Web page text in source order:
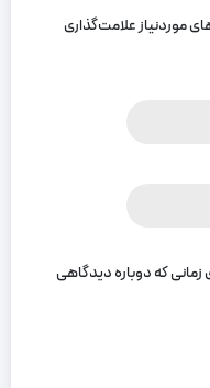
موردنیاز علامت‌گذاری
زمانی که دوباره دیدگاهی